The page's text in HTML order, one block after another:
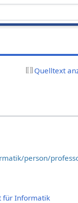
Quelltext
person/
für Informatik